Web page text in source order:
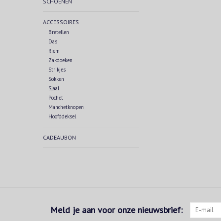
ACCESSOIRES
Bretellen
Das
Riem
Zakdoeken
Strikjes
Sokken
Sjaal
Pochet
Manchetknopen
Hoofddeksel
CADEAUBON
Meld je aan voor onze nieuwsbrief: